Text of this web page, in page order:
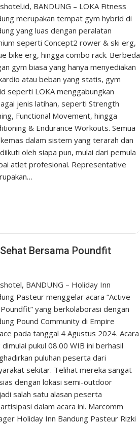
BANDUNG – LOKA Fitness
merupakan tempat gym hybrid di
yang luas dengan peralatan
seperti Concept2 rower & ski erg,
bike erg, hingga combo rack. Berbeda
gym biasa yang hanya menyediakan
atau beban yang statis, gym
seperti LOKA menggabungkan
jenis latihan, seperti Strength
Functional Movement, hingga
& Endurance Workouts. Semua
dalam sistem yang terarah dan
oleh siapa pun, mulai dari pemula
atlet profesional. Representative
Bersama Poundfit
BANDUNG – Holiday Inn
Pasteur menggelar acara “Active
yang berkolaborasi dengan
Pound Community di Empire
pada tanggal 4 Agustus 2024. Acara
dimulai pukul 08.00 WIB ini berhasil
puluhan peserta dari
sekitar. Telihat mereka sangat
dengan lokasi semi-outdoor
salah satu alasan peserta
dalam acara ini. Marcomm
Holiday Inn Bandung Pasteur Rizki